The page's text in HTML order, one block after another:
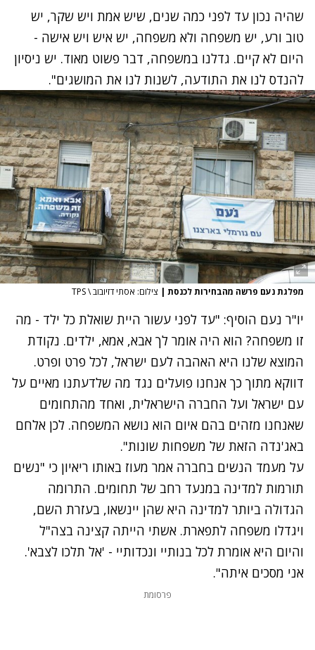
שהיה נכון עד לפני כמה שנים, שיש אמת ויש שקר, יש
טוב ורע, יש משפחה ולא משפחה, יש איש ויש אישה -
היום לא קיים. גדלנו במשפחה, דבר פשוט מאוד. יש ניסיון
להנדס לנו את התודעה, לשנות לנו את המושגים".
מפלגת נעם פרשה מהבחירות לכנסת | צילום: אסתי דזיובוב \ TPS
יו"ר נעם הוסיף: "עד לפני עשור היית שואלת כל ילד - מה
זו משפחה? הוא היה אומר לך אבא, אמא, ילדים. נקודת
המוצא שלנו היא האהבה לעם ישראל, לכל פרט ופרט.
דווקא מתוך כך אנחנו פועלים נגד מה שלדעתנו מאיים על
עם ישראל ועל החברה הישראלית, ואחד מהתחומים
שאנחנו מזהים בהם איום הוא נושא המשפחה. לכן אלחם
באג'נדה הזאת של משפחות שונות".
על מעמד הנשים בחברה אמר מעוז באותו ריאיון כי "נשים
תורמות למדינה במנעד רחב של תחומים. התרומה
הגדולה ביותר למדינה היא שהן יינשאו, בעזרת השם,
ויגדלו משפחה לתפארת. אשתי הייתה קצינה בצה"ל
והיום היא אומרת לכל בנותיי ונכדותיי - 'אל תלכו לצבא'.
אני מסכים איתה".
פרסומת